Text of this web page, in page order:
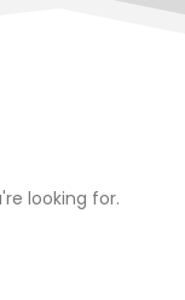
looking for.